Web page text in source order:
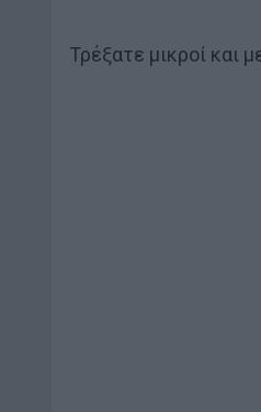
Τρέξατε μικροί και